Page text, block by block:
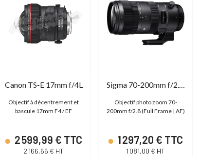
Canon TS-E 17mm f/4L
Objectif à décentrement et
bascule 17mm F4 / EF
2 599,99 € TTC
2 166,66 € HT
Sigma 70-200mm f/2.8 DG OS HSM | Sport
Objectif photo zoom 70-
200mm f/2.8 (Full Frame | AF)
1 297,20 € TTC
1 081,00 € HT